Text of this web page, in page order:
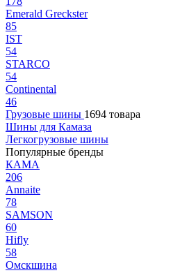
Emerald Greckster
85
IST
54
STARCO
54
Continental
46
Грузовые шины 1694 товара
Шины для Камаза
Легкогрузовые шины
Популярные бренды
КАМА
206
Annaite
78
SAMSON
60
Hifly
58
Омскшина